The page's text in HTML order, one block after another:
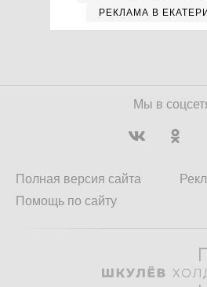
РЕКЛАМА В
Мы в
Полная версия сайта
Помощь по сайту